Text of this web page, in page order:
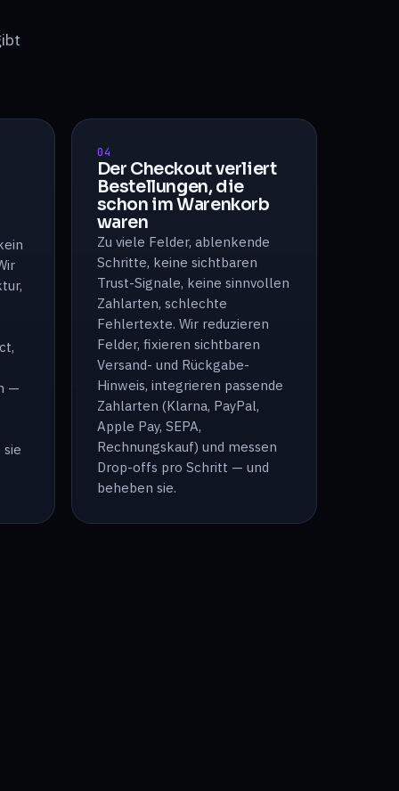
—
04
Der Checkout verliert
Bestellungen, die
schon im Warenkorb
waren
Zu viele Felder, ablenkende
Schritte, keine sichtbaren
Trust-Signale, keine sinnvollen
Zahlarten, schlechte
Fehlertexte. Wir reduzieren
Felder, fixieren sichtbaren
Versand- und Rückgabe-
Hinweis, integrieren passende
Zahlarten (Klarna, PayPal,
Apple Pay, SEPA,
Rechnungskauf) und messen
Drop-offs pro Schritt — und
beheben sie.